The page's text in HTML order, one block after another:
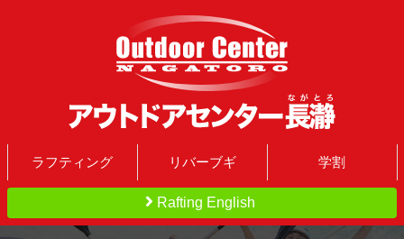
ス
ッ
アウトドアセンター
長瀞｜地域最大規模の
ラフティング リバーブギ 学割
Rafting English